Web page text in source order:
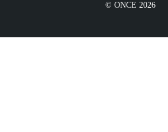
© ONCE 2026